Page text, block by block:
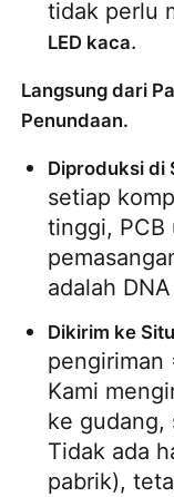
tidak perlu
LED kaca.
Langsung dari
Penundaan.
Diproduksi di
setiap
tinggi, PCB
adalah
Dikirim ke
pengiriman
Kami
ke gudang,
Tidak ada
pabrik),